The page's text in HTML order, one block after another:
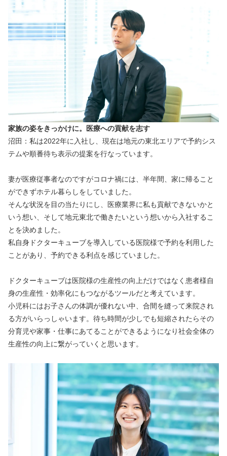
家族の姿をきっかけに。医療への貢献を志す
沼田：私は2022年に入社し、現在は地元の東北エリアで予約シス
テムや順番待ち表示の提案を行なっています。
妻が医療従事者なのですがコロナ禍には、半年間、家に帰ること
ができずホテル暮らしをしていました。
そんな状況を目の当たりにし、医療業界に私も貢献できないかと
いう想い、そして地元東北で働きたいという想いから入社するこ
とを決めました。
私自身ドクターキューブを導入している医院様で予約を利用した
ことがあり、予約できる利点を感じていました。
ドクターキューブは医院様の生産性の向上だけではなく患者様自
身の生産性・効率化にもつながるツールだと考えています。
小児科にはお子さんの体調が優れない中、合間を縫って来院され
る方がいらっしゃいます。待ち時間が少しでも短縮されたらその
分育児や家事・仕事にあてることができるようになり社会全体の
生産性の向上に繋がっていくと思います。